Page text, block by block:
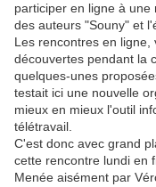
participer en ligne à une
des auteurs "Souny" et
Les rencontres en ligne,
découvertes pendant la
quelques-unes
testait ici une nouvelle
mieux en mieux l'outil
télétravail.
C'est donc avec grand
cette rencontre lundi en
Menée aisément par